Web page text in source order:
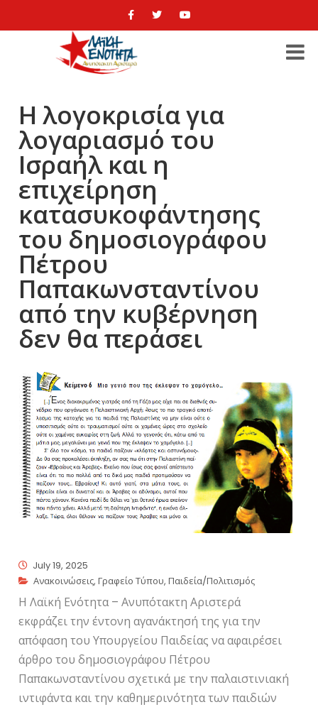
Η λογοκρισία για
λογαριασμό του
Ισραήλ και η
επιχείρηση
κατασυκοφάντησης
του δημοσιογράφου
Πέτρου
Παπακωνσταντίνου
από την κυβέρνηση
δεν θα περάσει
July 19, 2025
Ανακοινώσεις,Γραφείο Τύπου,Παιδεία/Πολιτισμός
Η Λαϊκή Ενότητα – Ανυπότακτη Αριστερά
εκφράζει την έντονη αγανάκτησή της για την
απόφαση του Υπουργείου Παιδείας να αφαιρέσει
άρθρο του δημοσιογράφου Πέτρου
Παπακωνσταντίνου σχετικά με την παλαιστινιακή
ιντιφάντα και την καθημερινότητα των παιδιών